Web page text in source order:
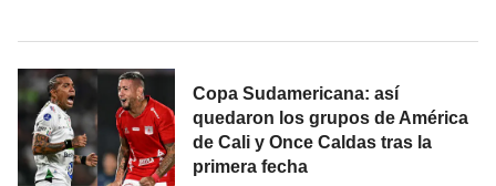
Copa Sudamericana: así
quedaron los grupos de América
de Cali y Once Caldas tras la
primera fecha